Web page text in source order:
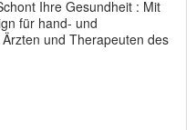
Ihre Gesundheit : Mit
für hand- und
und Therapeuten des